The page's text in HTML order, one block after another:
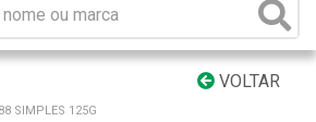
VOLTAR
SIMPLES 125G